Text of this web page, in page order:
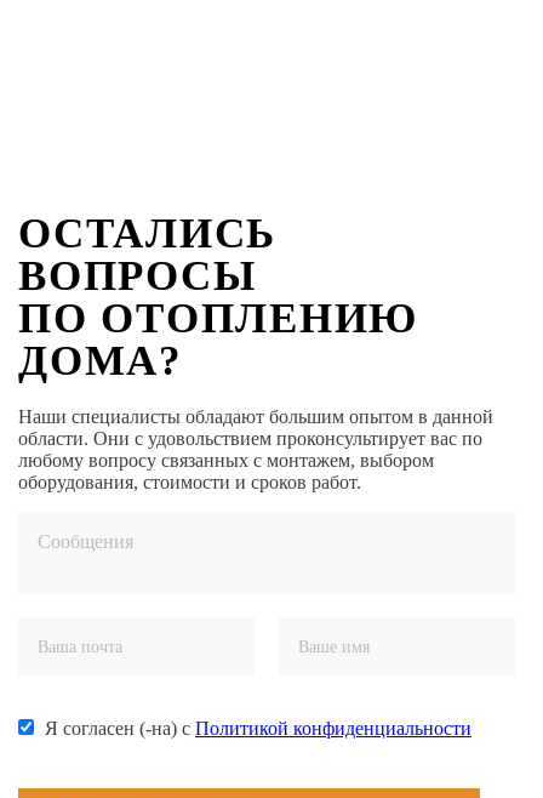
ОСТАЛИСЬ
ВОПРОСЫ
ПО ОТОПЛЕНИЮ
ДОМА?
Наши специалисты обладают большим опытом в данной
области. Они с удовольствием проконсультирует вас по
любому вопросу связанных с монтажем, выбором
оборудования, стоимости и сроков работ.
Я согласен (-на) с Политикой конфиденциальности